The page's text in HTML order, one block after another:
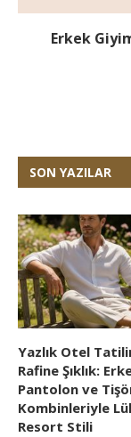
Erkek
SON YAZILAR
Yazlık Otel
Rafine Şıklık:
Pantolon ve
Kombinleriyle
Resort Stili